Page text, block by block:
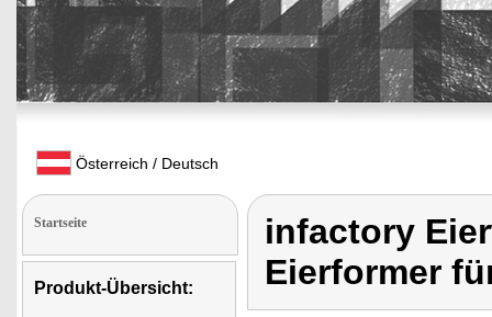
Österreich / Deutsch
Startseite
Produkt-Übersicht:
infactory
Eierformer